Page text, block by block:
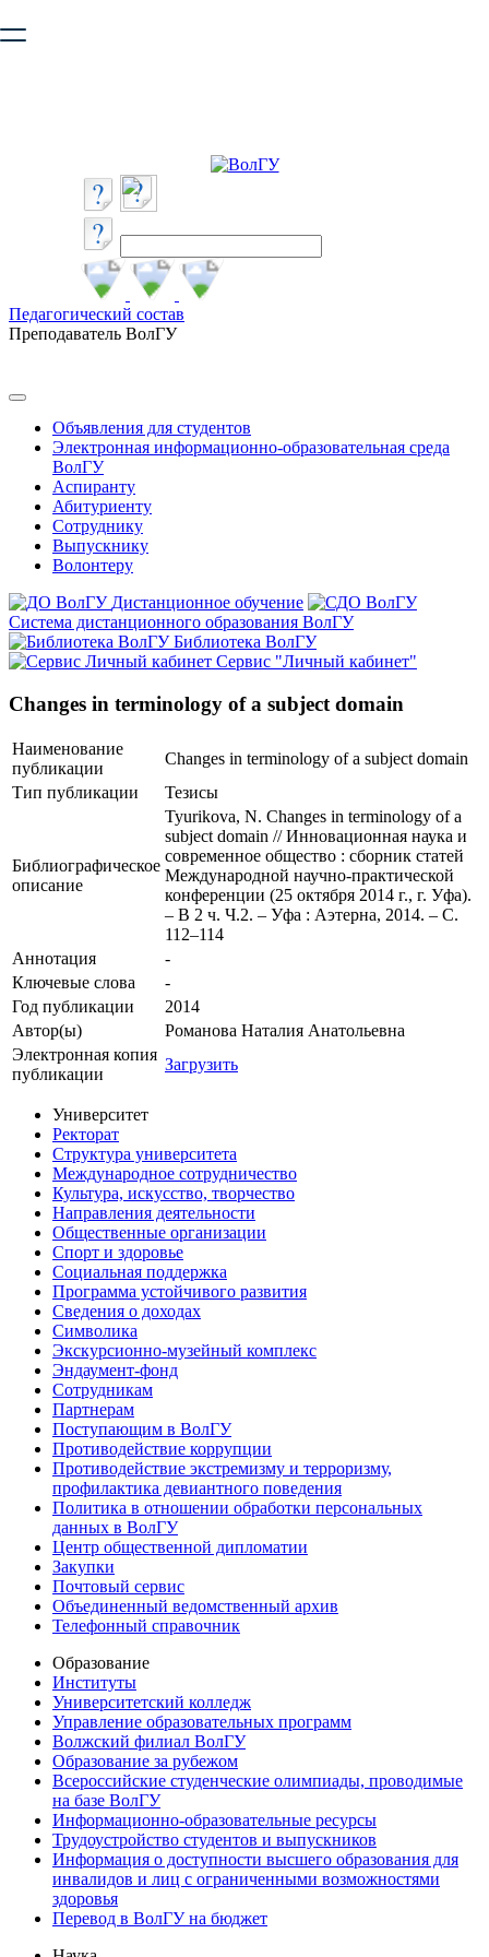
безопасную работу с сайтом. Пожалуйста
Педагогический состав
Преподаватель ВолГУ
Объявления для студентов
Электронная информационно-образовательная среда
ВолГУ
Аспиранту
Абитуриенту
Сотруднику
Выпускнику
Волонтеру
Дистанционное обучение
Система дистанционного образования ВолГУ
Библиотека ВолГУ
Сервис "Личный кабинет"
Сhanges in terminology of a subject domain
Наименование
публикации
Сhanges in terminology of a subject domain
Тип публикации
Тезисы
Библиографическое
описание
Tyurikova, N. Сhanges in terminology of a
subject domain // Инновационная наука и
современное общество : сборник статей
Международной научно-практической
конференции (25 октября 2014 г., г. Уфа).
– В 2 ч. Ч.2. – Уфа : Аэтерна, 2014. – С.
112–114
Аннотация
-
Ключевые cлова
-
Год публикации
2014
Автор(ы)
Романова Наталия Анатольевна
Электронная копия
публикации
Загрузить
Университет
Ректорат
Структура университета
Международное сотрудничество
Культура, искусство, творчество
Направления деятельности
Общественные организации
Спорт и здоровье
Социальная поддержка
Программа устойчивого развития
Сведения о доходах
Символика
Экскурсионно-музейный комплекс
Эндаумент-фонд
Сотрудникам
Партнерам
Поступающим в ВолГУ
Противодействие коррупции
Противодействие экстремизму и терроризму,
профилактика девиантного поведения
Политика в отношении обработки персональных
данных в ВолГУ
Центр общественной дипломатии
Закупки
Почтовый сервис
Объединенный ведомственный архив
Телефонный справочник
Образование
Институты
Университетский колледж
Управление образовательных программ
Волжский филиал ВолГУ
Образование за рубежом
Всероссийские студенческие олимпиады, проводимые
на базе ВолГУ
Информационно-образовательные ресурсы
Трудоустройство студентов и выпускников
Информация о доступности высшего образования для
инвалидов и лиц с ограниченными возможностями
здоровья
Перевод в ВолГУ на бюджет